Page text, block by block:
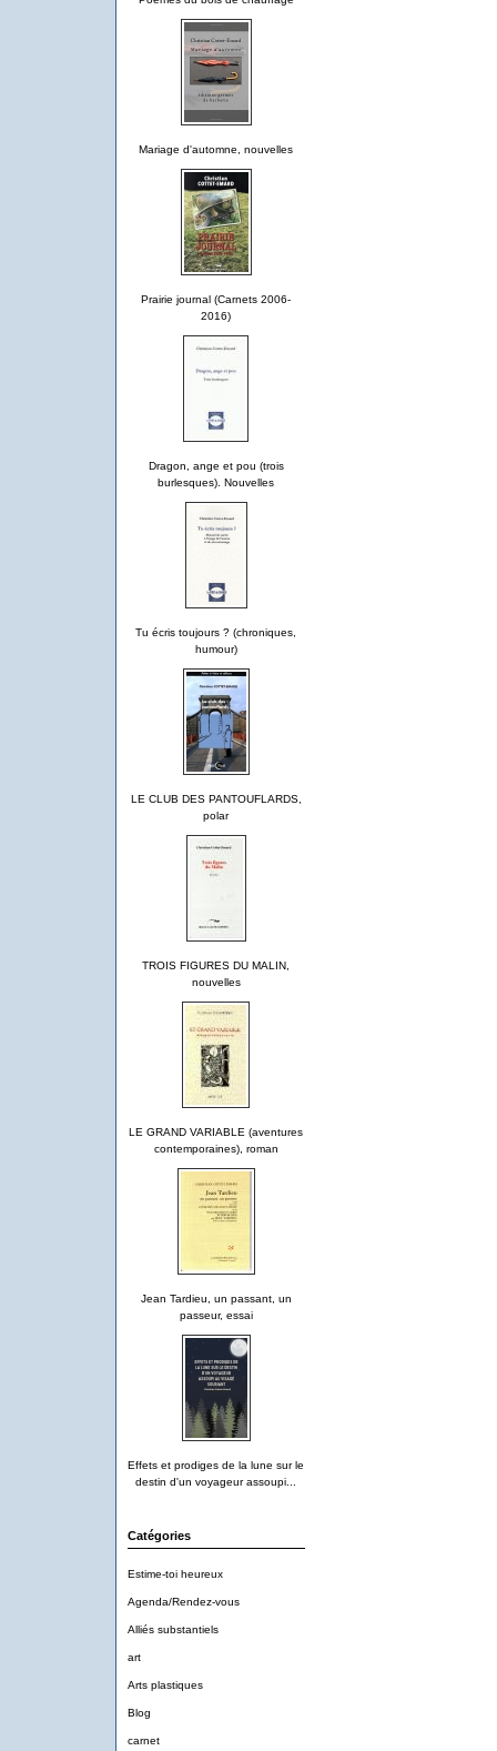
Mariage d'automne, nouvelles
Prairie journal (Carnets 2006-
2016)
Dragon, ange et pou (trois
burlesques). Nouvelles
Tu écris toujours ? (chroniques,
humour)
LE CLUB DES PANTOUFLARDS,
polar
TROIS FIGURES DU MALIN,
nouvelles
LE GRAND VARIABLE (aventures
contemporaines), roman
Jean Tardieu, un passant, un
passeur, essai
Effets et prodiges de la lune sur le
destin d'un voyageur assoupi...
Catégories
Estime-toi heureux
Agenda/Rendez-vous
Alliés substantiels
art
Arts plastiques
Blog
carnet